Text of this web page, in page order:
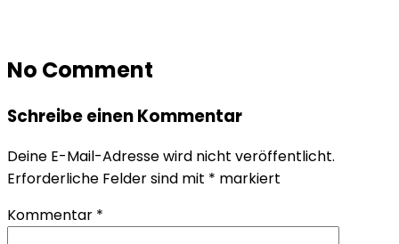
No Comment
Schreibe einen Kommentar
Deine E-Mail-Adresse wird nicht veröffentlicht.
Erforderliche Felder sind mit * markiert
Kommentar *